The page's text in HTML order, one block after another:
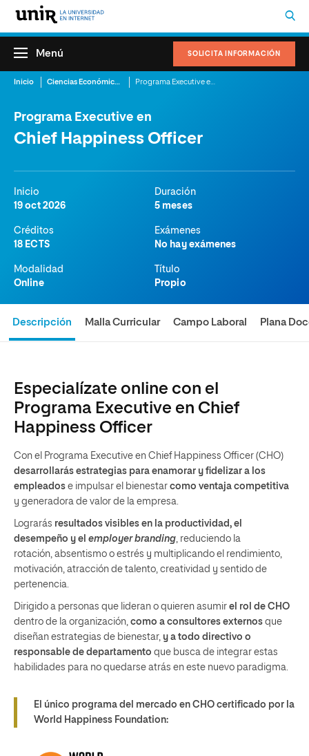
SOLICITA INFORMACIÓN
Menú
Inicio Ciencias Económicas y Administrativas
Programa Executive en
Chief Happiness Officer
Inicio
19 oct 2026
Duración
5 meses
Créditos
18 ECTS
Exámenes
No hay exámenes
Modalidad
Online
Título
Propio
Descripción Malla Curricular Campo Laboral Plana
Especialízate online con el
Programa Executive en Chief
Happiness Officer
Con el Programa Executive en Chief Happiness Officer (CHO)
desarrollarás estrategias para enamorar y fidelizar a los
empleados e impulsar el bienestar como ventaja competitiva
y generadora de valor de la empresa.
Lograrás resultados visibles en la productividad, el
desempeño y el employer branding, reduciendo la
rotación, absentismo o estrés y multiplicando el rendimiento,
motivación, atracción de talento, creatividad y sentido de
pertenencia.
Dirigido a personas que lideran o quieren asumir el rol de CHO
dentro de la organización, como a consultores externos que
diseñan estrategias de bienestar, y a todo directivo o
responsable de departamento que busca de integrar estas
habilidades para no quedarse atrás en este nuevo paradigma.
El único programa del mercado en CHO certificado por la
World Happiness Foundation: